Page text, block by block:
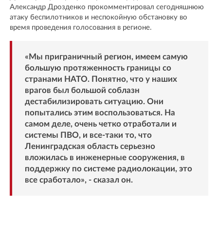
Александр Дрозденко прокомментировал сегодняшнюю
атаку беспилотников и неспокойную обстановку во
время проведения голосования в регионе.
«Мы приграничный регион, имеем самую
большую протяженность границы со
странами НАТО. Понятно, что у наших
врагов был большой соблазн
дестабилизировать ситуацию. Они
попытались этим воспользоваться. На
самом деле, очень четко отработали и
системы ПВО, и все-таки то, что
Ленинградская область серьезно
вложилась в инженерные сооружения, в
поддержку по системе радиолокации, это
все сработало», - сказал он.